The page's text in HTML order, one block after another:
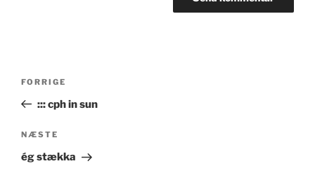
Forrige
indlæg
FORRIGE
::: cph in sun
Næste
indlæg
NÆSTE
ég stækka